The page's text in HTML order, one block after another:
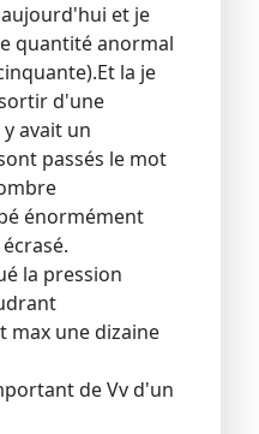
et je
quantité anormal
la je
d'une
avait un
passés le mot
énormément
la pression
max une dizaine
de Vv d'un